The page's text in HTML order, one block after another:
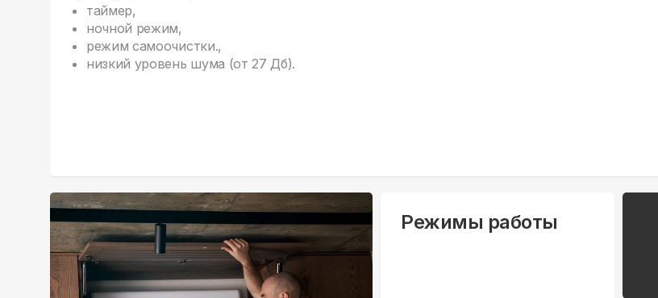
таймер,
ночной режим,
режим самоочистки.,
низкий уровень шума (от 27 Дб).
Режимы работы